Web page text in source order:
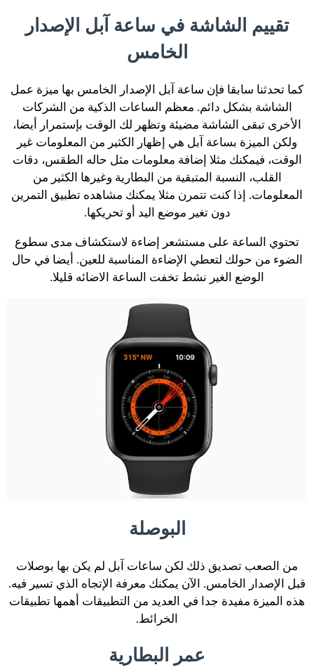
تقييم الشاشة في ساعة آبل الإصدار
الخامس
كما تحدثنا سابقا فإن ساعة آبل الإصدار الخامس بها ميزة عمل
الشاشة بشكل دائم. معظم الساعات الذكية من الشركات
الأخرى تبقى الشاشة مضيئة وتظهر لك الوقت بإستمرار أيضا،
ولكن الميزة بساعة آبل هي إظهار الكثير من المعلومات غير
الوقت، فيمكنك مثلا إضافة معلومات مثل حاله الطقس، دقات
القلب، النسبة المتبقية من البطارية وغيرها الكثير من
المعلومات. إذا كنت تتمرن مثلا يمكنك مشاهده تطبيق التمرين
دون تغير موضع اليد أو تحريكها.
تحتوي الساعة على مستشعر إضاءة لاستكشاف مدى سطوع
الضوء من حولك لتعطي الإضاءة المناسبة للعين. أيضا في حال
الوضع الغير نشط تخفت الساعة الاضائه قليلا.
البوصلة
من الصعب تصديق ذلك لكن ساعات آبل لم يكن بها بوصلات
قبل الإصدار الخامس. الآن يمكنك معرفة الإتجاه الذي تسير فيه.
هذه الميزة مفيدة جدا في العديد من التطبيقات أهمها تطبيقات
الخرائط.
عمر البطارية